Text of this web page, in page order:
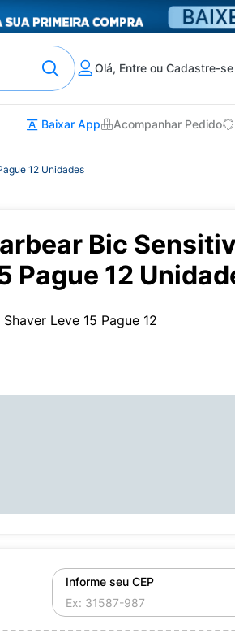
Olá, Entre ou Cadastre-se
Baixar App Acompanhar Pedido
12 Unidades
Bic
Pague 12
Leve 15 Pague 12
Informe seu CEP